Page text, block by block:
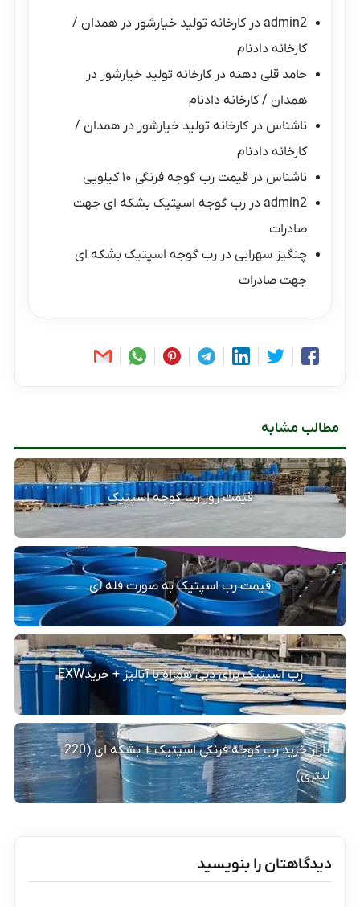
admin2 درکارخانه تولید خیارشور در همدان /
کارخانه دادنام
حامد قلی دهنه درکارخانه تولید خیارشور در
همدان / کارخانه دادنام
ناشناس درکارخانه تولید خیارشور در همدان /
کارخانه دادنام
ناشناس درقیمت رب گوجه فرنگی ۱۰ کیلویی
admin2 دررب گوجه اسپتیک بشکه ای جهت
صادرات
چنگیز سهرابی دررب گوجه اسپتیک بشکه ای
جهت صادرات
مطالب مشابه
قیمت روز رب گوجه اسپتیک
قیمت رب اسپتیک به صورت فله ای
رب اسپتیک برای دبی همراه با آنالیز + خریدEXW
بازار خرید رب گوجه فرنگی اسپتیک + بشکه ای (220
لیتری)
دیدگاهتان را بنویسید